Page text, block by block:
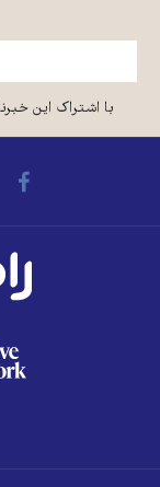
با اشتراک این